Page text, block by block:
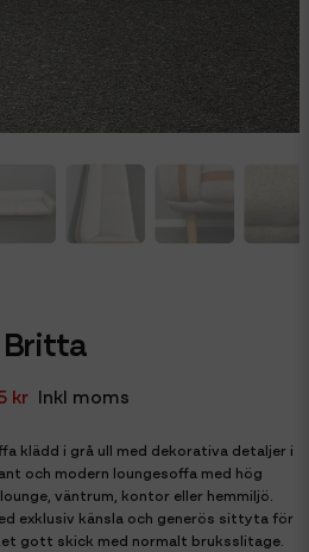
Britta
kr Inkl moms
klädd i grå ull med dekorativa detaljer i
och modern loungesoffa med hög
väntrum, kontor eller hemmiljö.
exklusiv känsla och generös sittyta för
gott skick med normalt bruksslitage.